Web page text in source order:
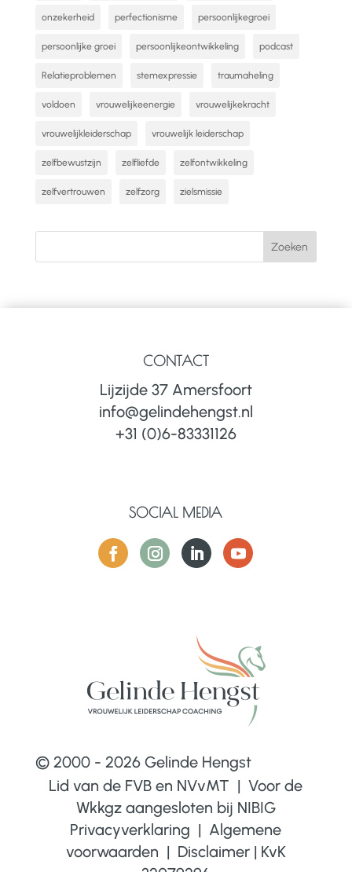
onzekerheid perfectionisme persoonlijkegroei
persoonlijke groei persoonlijkeontwikkeling podcast
Relatieproblemen stemexpressie traumaheling
voldoen vrouwelijkeenergie vrouwelijkekracht
vrouwelijkleiderschap vrouwelijk leiderschap
zelfbewustzijn zelfliefde zelfontwikkeling
zelfvertrouwen zelfzorg zielsmissie
CONTACT
Lijzijde 37 Amersfoort
info@gelindehengst.nl
+31 (0)6-83331126
SOCIAL MEDIA
© 2000 - 2026 Gelinde Hengst
Lid van de FVB en NVvMT | Voor de
Wkkgz aangesloten bij NIBIG
Privacyverklaring | Algemene
voorwaarden | Disclaimer| KvK